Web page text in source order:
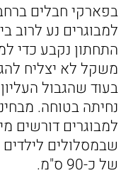
בפארקי חבלים
התחתון נקבע כדי
משקל לא יצליח
בעוד שהגבול
נחיתה בטוחה.
שבמסלולים לילדים
של כ-90 ס"מ.